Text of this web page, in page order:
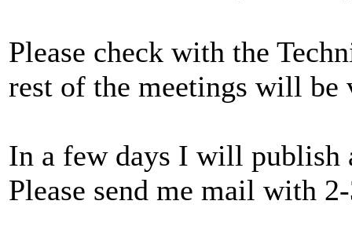
Please check with the
rest of the meetings will
In a few days I will publish
Please send me mail with